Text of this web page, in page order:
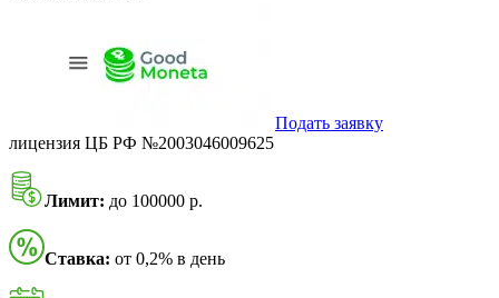
Подать заявку
лицензия ЦБ РФ №2003046009625
Лимит: до 100000 р.
Ставка: от 0,2% в день